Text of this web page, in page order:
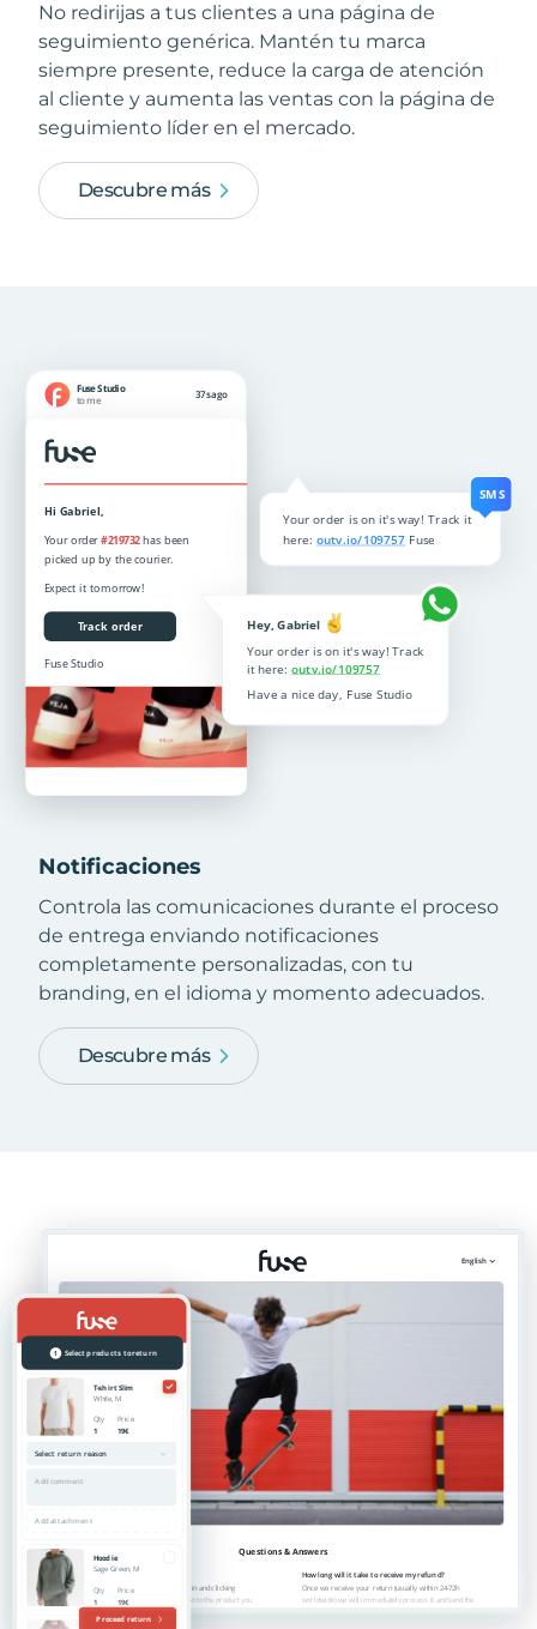
No redirijas a tus clientes a una página de
seguimiento genérica. Mantén tu marca
siempre presente, reduce la carga de atención
al cliente y aumenta las ventas con la página de
seguimiento líder en el mercado.
Descubre más
Notificaciones
Controla las comunicaciones durante el proceso
de entrega enviando notificaciones
completamente personalizadas, con tu
branding, en el idioma y momento adecuados.
Descubre más